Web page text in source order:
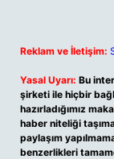
Reklam ve İletişim:
Yasal Uyarı: Bu
şirketi ile hiçbir
hazırladığımız
haber niteliği
paylaşım
benzerlikleri